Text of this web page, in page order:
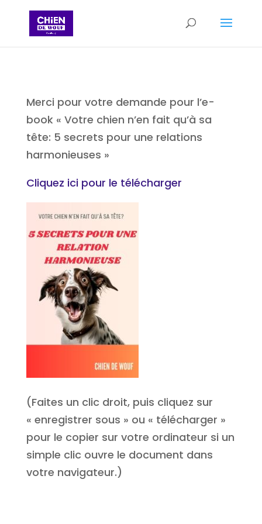
Merci pour votre demande pour l’e-
book « Votre chien n’en fait qu’à sa
tête: 5 secrets pour une relations
harmonieuses »
Cliquez ici pour le télécharger
(Faites un clic droit, puis cliquez sur
« enregistrer sous » ou « télécharger »
pour le copier sur votre ordinateur si un
simple clic ouvre le document dans
votre navigateur.)